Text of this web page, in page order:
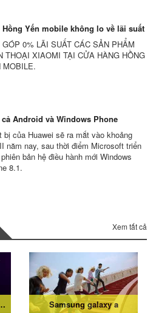
Yến mobile không lo về lãi suất
GÓP 0% LÃI SUẤT CÁC SẢN PHẨM
THOẠI XIAOMI TẠI CỬA HÀNG HỒNG
MOBILE.
Android và Windows Phone
bị của Huawei sẽ ra mắt vào khoảng
năm nay, sau thời điểm Microsoft triển
bản hệ điều hành mới Windows
8.1.
Xem tất cả
Thái Sáng Chân Dung Samsung galaxy a